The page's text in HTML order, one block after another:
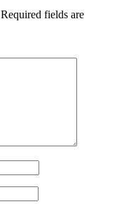
Required fields are